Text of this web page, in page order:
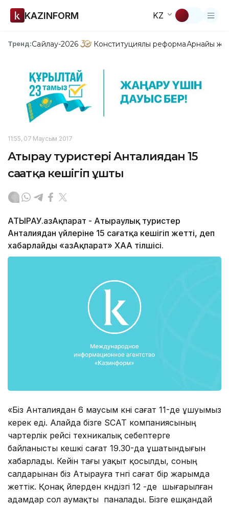
KAZINFORM KZ
Тренд:Сайлау-2026 Конституциялық реформаАрнайы
11:55, 07 Маусым 2017
Атырау туристері Анталиядан 15
сағатқа кешігіп ұшты
АТЫРАУ.ҚазАқпарат - Атыраулық туристер
Анталиядан үйлеріне 15 сағатқа кешігіп жетті, деп
хабарлайды «ҚазАқпарат» ХАА тілшісі.
«Біз Анталиядан 6 маусым күні сағат 11-де ұшуымыз
керек еді. Алайда бізге SCAT компаниясының
чартерлік рейсі техникалық себептерге
байланысты кешкі сағат 19.30-да ұшатындығын
хабарлады. Кейін тағы уақыт қосылды, соның
салдарынан біз Атырауға түнгі сағат бір жарымда
жеттік. Қонақ үйлерден күндізгі 12 -де шығарылған
адамдар сол аумақты паналады. Бізге ешқандай